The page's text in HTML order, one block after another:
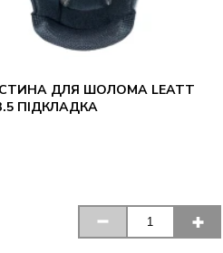
ДЛЯ ШОЛОМА LEATT
ПІДКЛАДКА